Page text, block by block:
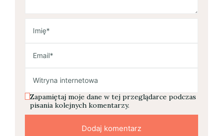
Zapamiętaj moje dane w tej przeglądarce podczas
pisania kolejnych komentarzy.